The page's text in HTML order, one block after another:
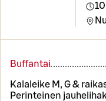
Buffantai
Kalaleike M, G &
Perinteinen